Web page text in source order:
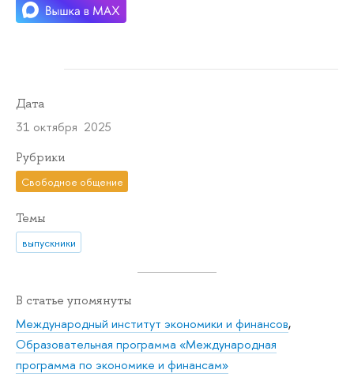
Дата
31 октября 2025
Рубрики
Свободное общение
Темы
выпускники
В статье упомянуты
Международный институт экономики и финансов,
Образовательная программа «Международная
программа по экономике и финансам»